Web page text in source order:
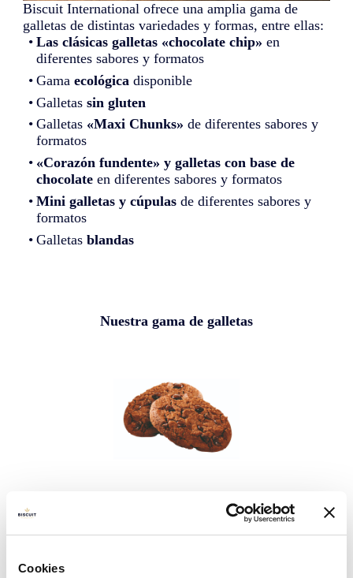
Cookies
Biscuit International ofrece una amplia gama de
galletas de distintas variedades y formas, entre ellas:
Las clásicas galletas «chocolate chip» en
diferentes sabores y formatos
Gama ecológica disponible
Galletas sin gluten
Galletas «Maxi Chunks» de diferentes sabores y
formatos
«Corazón fundente» y galletas con base de
chocolate en diferentes sabores y formatos
Mini galletas y cúpulas de diferentes sabores y
formatos
Galletas blandas
Nuestra gama de galletas